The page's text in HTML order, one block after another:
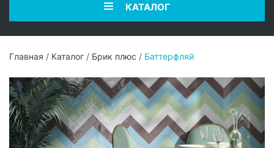
КАТАЛОГ
Главная / Каталог / Брик плюс / Баттерфляй